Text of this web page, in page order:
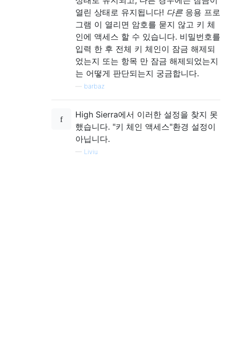
열린 상태로 유지됩니다! 다른 응용 프로
그램 이 열리면 암호를 묻지 않고 키 체
인에 액세스 할 수 있습니다. 비밀번호를
입력 한 후 전체 키 체인이 잠금 해제되
었는지 또는 항목 만 잠금 해제되었는지
는 어떻게 판단되는지 궁금합니다.
barbaz
High Sierra에서 이러한 설정을 찾지 못
했습니다. "키 체인 액세스"환경 설정이
아닙니다.
— Liviu